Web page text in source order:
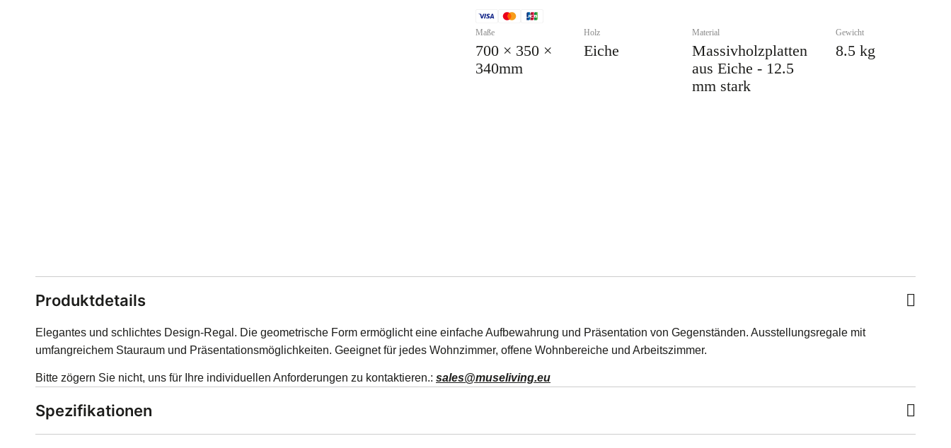
Maße
700 × 350 ×
340mm
Holz
Eiche
Material
Massivholzplatten
aus Eiche - 12.5
mm stark
Gewicht
8.5 kg
Produktdetails
Elegantes und schlichtes Design-Regal. Die geometrische Form ermöglicht eine einfache Aufbewahrung und Präsentation von Gegenständen. Ausstellungsregale mit
umfangreichem Stauraum und Präsentationsmöglichkeiten. Geeignet für jedes Wohnzimmer, offene Wohnbereiche und Arbeitszimmer.
Bitte zögern Sie nicht, uns für Ihre individuellen Anforderungen zu kontaktieren.: sales@museliving.eu
Spezifikationen